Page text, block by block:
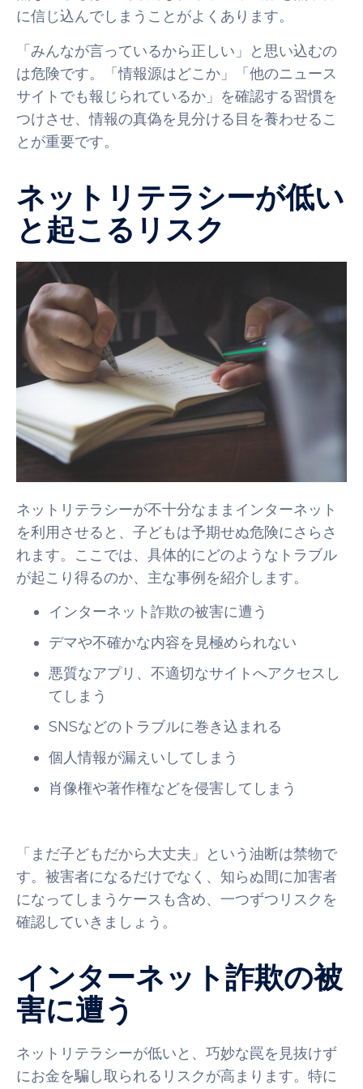
に信じ込んでしまうことがよくあります。
「みんなが言っているから正しい」と思い込むの
は危険です。「情報源はどこか」「他のニュース
サイトでも報じられているか」を確認する習慣を
つけさせ、情報の真偽を見分ける目を養わせるこ
とが重要です。
ネットリテラシーが低い
と起こるリスク
ネットリテラシーが不十分なままインターネット
を利用させると、子どもは予期せぬ危険にさらさ
れます。ここでは、具体的にどのようなトラブル
が起こり得るのか、主な事例を紹介します。
インターネット詐欺の被害に遭う
デマや不確かな内容を見極められない
悪質なアプリ、不適切なサイトへアクセスし
てしまう
SNSなどのトラブルに巻き込まれる
個人情報が漏えいしてしまう
肖像権や著作権などを侵害してしまう
「まだ子どもだから大丈夫」という油断は禁物で
す。被害者になるだけでなく、知らぬ間に加害者
になってしまうケースも含め、一つずつリスクを
確認していきましょう。
インターネット詐欺の被
害に遭う
ネットリテラシーが低いと、巧妙な罠を見抜けず
にお金を騙し取られるリスクが高まります。特に